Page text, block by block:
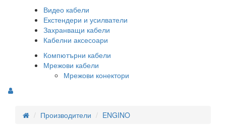
Видео кабели
Екстендери и усилватели
Захранващи кабели
Кабелни аксесоари
Компютърни кабели
Мрежови кабели
Мрежови конектори
Производители ENGINO